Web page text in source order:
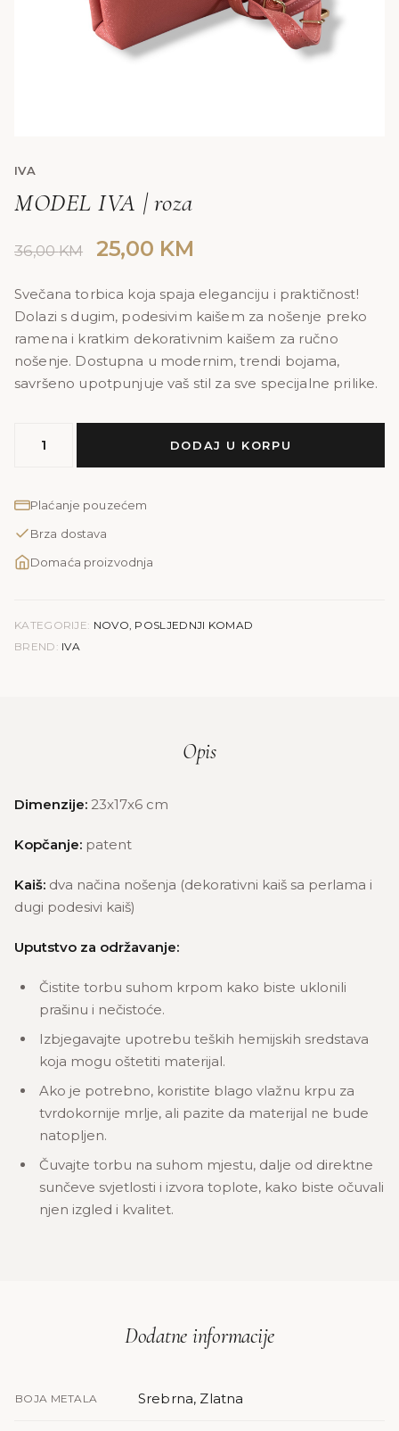
IVA
MODEL IVA | roza
36,00KM
Original
was:
36,00 KM.
25,00 KM
is:
25,00 KM.
Svečana torbica koja spaja eleganciju i praktičnost!
Dolazi s dugim, podesivim kaišem za nošenje preko
ramena i kratkim dekorativnim kaišem za ručno
nošenje. Dostupna u modernim, trendi bojama,
savršeno upotpunjuje vaš stil za sve specijalne prilike.
roza
DODAJ U KORPU
Plaćanje pouzećem
Brza dostava
Domaća proizvodnja
KATEGORIJE: NOVO, POSLJEDNJI KOMAD
BREND: IVA
Opis
Dimenzije: 23x17x6 cm
Kopčanje: patent
Kaiš: dva načina nošenja (dekorativni kaiš sa perlama i
dugi podesivi kaiš)
Uputstvo za održavanje:
Čistite torbu suhom krpom kako biste uklonili
prašinu i nečistoće.
Izbjegavajte upotrebu teških hemijskih sredstava
koja mogu oštetiti materijal.
Ako je potrebno, koristite blago vlažnu krpu za
tvrdokornije mrlje, ali pazite da materijal ne bude
natopljen.
Čuvajte torbu na suhom mjestu, dalje od direktne
sunčeve svjetlosti i izvora toplote, kako biste očuvali
njen izgled i kvalitet.
Dodatne informacije
BOJA METALA Srebrna, Zlatna